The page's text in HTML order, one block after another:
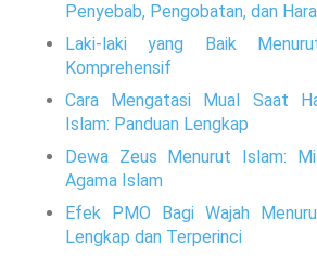
Penyebab, Pengobatan, dan
Laki-laki yang Baik
Komprehensif
Cara Mengatasi Mual Saat
Islam: Panduan Lengkap
Dewa Zeus Menurut Islam:
Agama Islam
Efek PMO Bagi Wajah
Lengkap dan Terperinci